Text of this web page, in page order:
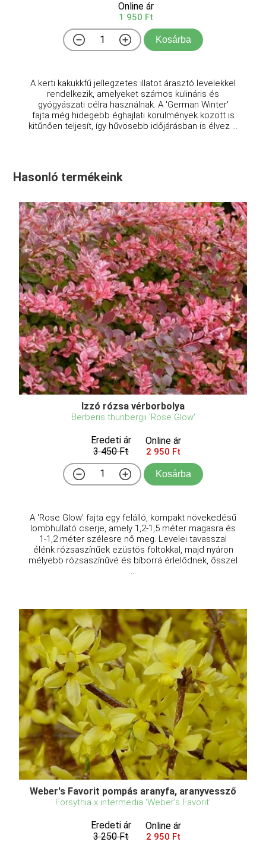
Online ár
1 950 Ft
Kosárba
A kerti kakukkfű jellegzetes illatot árasztó levelekkel
rendelkezik, amelyeket számos kulináris és
gyógyászati célra használnak. A 'German Winter'
fajta még hidegebb éghajlati körülmények között is
kitűnően teljesít, így hűvösebb időjárásban is élvez ...
Hasonló termékeink
Izzó rózsa vérborbolya
Berberis thunbergii 'Rose Glow'
Eredeti ár
3 450 Ft
Online ár
2 950 Ft
Kosárba
A 'Rose Glow' fajta egy felálló, kompakt növekedésű
lombhullató cserje, amely 1,2-1,5 méter magasra és
1-1,2 méter szélesre nő meg. Levelei tavasszal
élénk rózsaszínűek ezüstös foltokkal, majd nyáron
mélyebb rózsaszínűvé és bíborrá érlelődnek, ősszel
...
Weber's Favorit pompás aranyfa, aranyvessző
Forsythia x intermedia 'Weber's Favorit'
Eredeti ár
3 250 Ft
Online ár
2 950 Ft